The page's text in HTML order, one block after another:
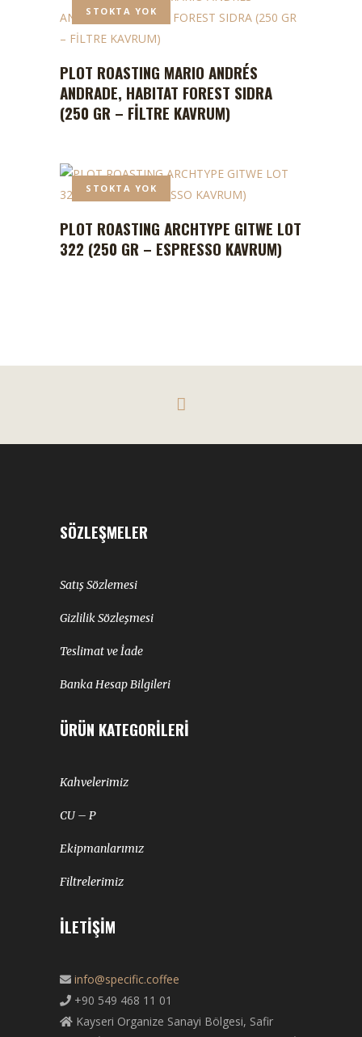
STOKTA YOK
PLOT ROASTING MARIO ANDRÉS
ANDRADE, HABITAT FOREST SIDRA
(250 GR – FİLTRE KAVRUM)
STOKTA YOK
PLOT ROASTING ARCHTYPE GITWE LOT
322 (250 GR – ESPRESSO KAVRUM)
SÖZLEŞMELER
Satış Sözlemesi
Gizlilik Sözleşmesi
Teslimat ve İade
Banka Hesap Bilgileri
ÜRÜN KATEGORILERI
Kahvelerimiz
CU – P
Ekipmanlarımız
Filtrelerimiz
İLETIŞIM
info@specific.coffee
+90 549 468 11 01
Kayseri Organize Sanayi Bölgesi, Safir